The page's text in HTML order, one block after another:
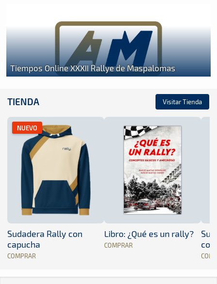
Tiempos Online XXXII Rallye de Maspalomas
TIENDA Visitar Tienda
NUEVO
Sudadera Rally con
capucha
COMPRAR
Libro: ¿Qué es un rally?
COMPRAR